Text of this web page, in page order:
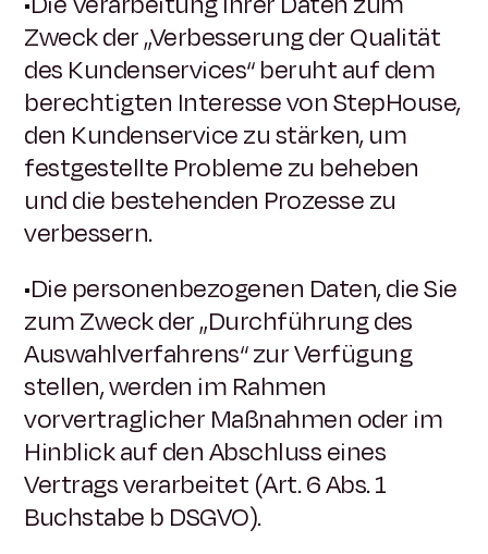
Zweck der „Verbesserung der Qualität
des Kundenservices“ beruht auf dem
berechtigten Interesse von StepHouse,
den Kundenservice zu stärken, um
festgestellte Probleme zu beheben
und die bestehenden Prozesse zu
verbessern.
•Die personenbezogenen Daten, die Sie
zum Zweck der „Durchführung des
Auswahlverfahrens“ zur Verfügung
stellen, werden im Rahmen
vorvertraglicher Maßnahmen oder im
Hinblick auf den Abschluss eines
Vertrags verarbeitet (Art. 6 Abs. 1
Buchstabe b DSGVO).